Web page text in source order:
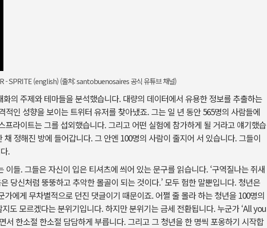
- SPRITE (english) (출처: santobuenosaires 공식 유튜브 채널)
의 주제와 테마들을 분석했습니다. 대량의 데이터에서 유용한 정보를 추출하는
적인 성향을 보이는 트위터 유저를 찾아냈죠. 그는 일 년 동안 565명의 사람들에
프라이트는 그를 섭외했습니다. 그리고 어떤 실험에 참가하게 될 거라고 얘기했습
정해진 방에 들어갑니다. 그 안엔 100명의 사람이 줄지어 서 있습니다. 그들이
.
들. 그들은 자신이 입은 티셔츠에 씌어 있는 문구를 읽습니다. ‘구역질나는 쥐새
당신처럼 뚱뚱하고 추악한 몰골이 되는 것이다.’ 모두 험한 말뿐입니다. 청년은
에게 무차별적으로 던진 댓글이기 때문이죠. 어쩔 줄 몰라 하는 청년을 100명의
도 모르겠다는 분위기입니다. 하지만 분위기는 금세 전환됩니다. 누군가 ‘All you
한소절 한소절 담담하게 부릅니다. 그리고 그 청년을 한 명씩 포옹하기 시작합